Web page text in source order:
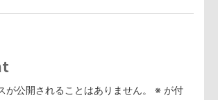
が公開されることはありません。 ※ が付